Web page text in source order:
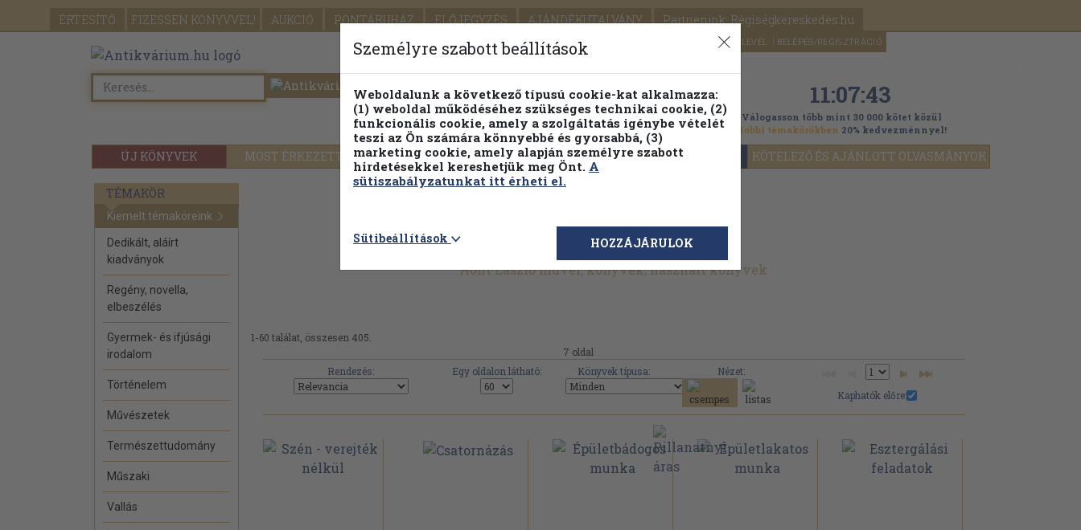
ÉRTESÍTŐ FIZESSEN KÖNYVVEL! AUKCIÓ PONTÁRUHÁZ ELŐJEGYZÉS AJÁNDÉKUTALVÁNY Partnerünk: Régiségkereskedés.hu
SEGÍTSÉG HÍRLEVÉL BELÉPÉS/REGISZTRÁCIÓ
ÚJ KÖNYVEK MOST ÉRKEZETT PILLANATNYI ÁRAINK FENNTARTHATÓ OLVASMÁNYOK KÖTELEZŐ ÉS AJÁNLOTT OLVASMÁNYOK
Részletes kereső Témaköri fa 11:07:41
Válogasson több mint 30 000 kötet közül
Hobbi témakörökben 20% kedvezménnyel!
TÉMAKÖR
Kiemelt témaköreink
Dedikált, aláírt
kiadványok
Regény, novella,
elbeszélés
Gyermek- és ifjúsági
irodalom
Történelem
Művészetek
Természettudomány
Műszaki
Vallás
Hont László művei, könyvek, használt könyvek
1-60 találat, összesen 405.
7 oldal
Rendezés:
Egy oldalon látható: Könyvek típusa:
Nézet:
Kaphatók előre:
Személyre szabott beállítások
Weboldalunk a következő típusú cookie-kat alkalmazza:
(1) weboldal működéséhez szükséges technikai cookie, (2)
funkcionális cookie, amely a szolgáltatás igénybe vételét
teszi az Ön számára könnyebbé és gyorsabbá, (3)
marketing cookie, amely alapján személyre szabott
hirdetésekkel kereshetjük meg Önt. A
sütiszabályzatunkat itt érheti el.
Sütibeállítások HOZZÁJÁRULOK